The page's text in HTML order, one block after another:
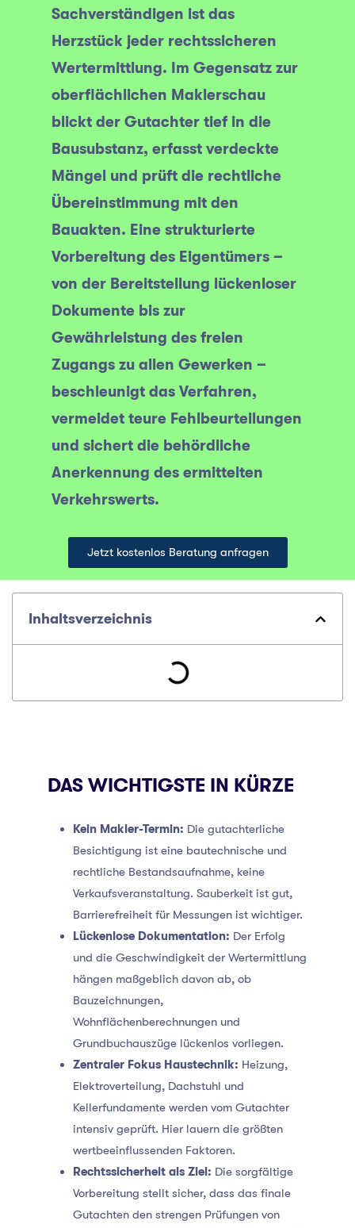
Sachverständigen ist das
Herzstück jeder rechtssicheren
Wertermittlung. Im Gegensatz zur
oberflächlichen Maklerschau
blickt der Gutachter tief in die
Bausubstanz, erfasst verdeckte
Mängel und prüft die rechtliche
Übereinstimmung mit den
Bauakten. Eine strukturierte
Vorbereitung des Eigentümers –
von der Bereitstellung lückenloser
Dokumente bis zur
Gewährleistung des freien
Zugangs zu allen Gewerken –
beschleunigt das Verfahren,
vermeidet teure Fehlbeurteilungen
und sichert die behördliche
Anerkennung des ermittelten
Verkehrswerts.
Jetzt kostenlos Beratung anfragen
Inhaltsverzeichnis
DAS WICHTIGSTE IN KÜRZE
Kein Makler-Termin: Die gutachterliche
Besichtigung ist eine bautechnische und
rechtliche Bestandsaufnahme, keine
Verkaufsveranstaltung. Sauberkeit ist gut,
Barrierefreiheit für Messungen ist wichtiger.
Lückenlose Dokumentation: Der Erfolg
und die Geschwindigkeit der Wertermittlung
hängen maßgeblich davon ab, ob
Bauzeichnungen,
Wohnflächenberechnungen und
Grundbuchauszüge lückenlos vorliegen.
Zentraler Fokus Haustechnik: Heizung,
Elektroverteilung, Dachstuhl und
Kellerfundamente werden vom Gutachter
intensiv geprüft. Hier lauern die größten
wertbeeinflussenden Faktoren.
Rechtssicherheit als Ziel: Die sorgfältige
Vorbereitung stellt sicher, dass das finale
Gutachten den strengen Prüfungen von